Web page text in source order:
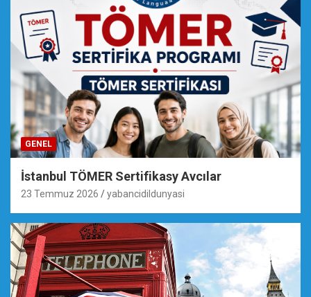
GENEL
İstanbul TÖMER Sertifikasy Avcılar
23 Temmuz 2026 yabancidildunyasi